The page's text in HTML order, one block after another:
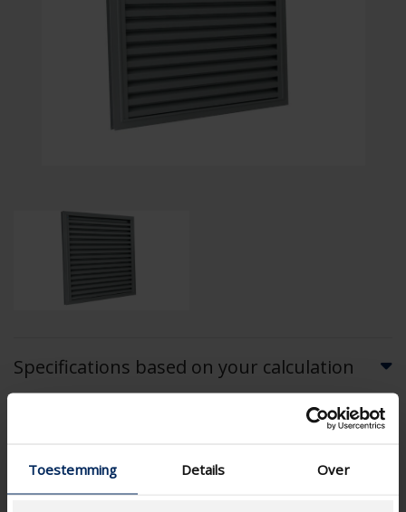
Toestemming Details Over
Specifications based on your calculation